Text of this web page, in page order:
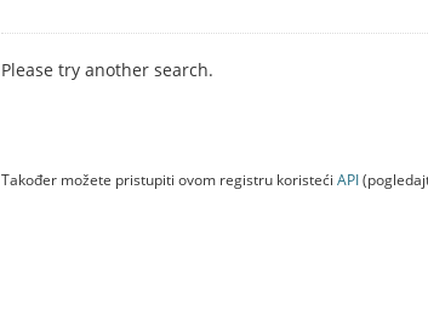
Please try another search.
Također možete pristupiti ovom registru koristeći API